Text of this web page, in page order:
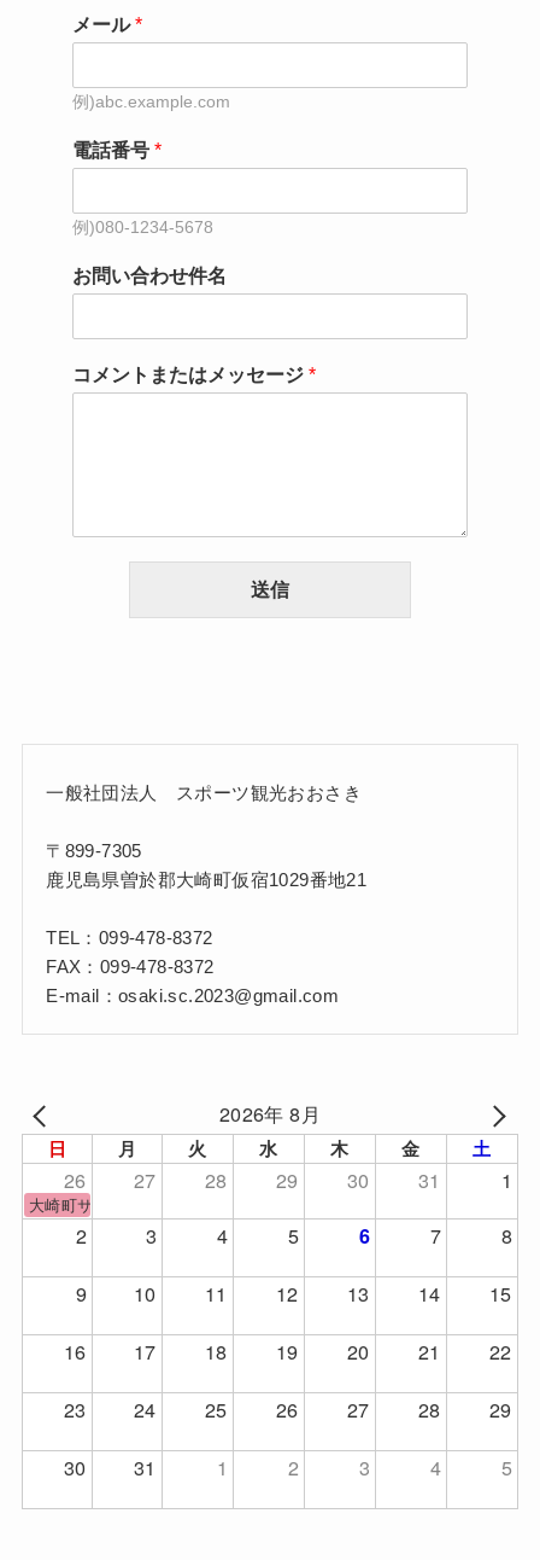
メール*
電話番号*
お問い合わせ件名
コメントまたはメッセージ*
送信
一般社団法人 スポーツ観光おおさき
〒899-7305
鹿児島県曽於郡大崎町仮宿1029番地21
TEL：099-478-8372
FAX：099-478-8372
E-mail：osaki.sc.2023@gmail.com
2026年 8月
日 月 火 水 木 金 土
26 27 28 29 30 31 1
大崎町サッカーフェスティバル
2 3 4 5 6 7
8
9
10 11 12 13 14
15
16
17 18 19 20 21
22
23
24 25 26 27 28
29
30
31 1 2 3 4 5